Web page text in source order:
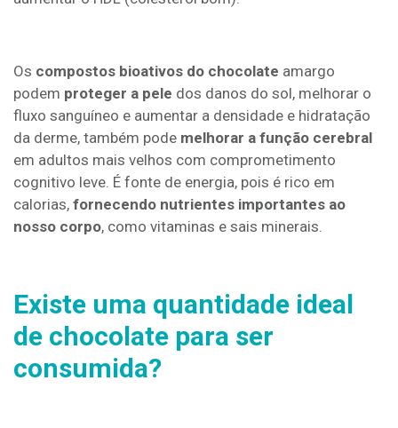
Os compostos bioativos do chocolate amargo
podem proteger a pele dos danos do sol, melhorar o
fluxo sanguíneo e aumentar a densidade e hidratação
da derme, também pode melhorar a função cerebral
em adultos mais velhos com comprometimento
cognitivo leve. É fonte de energia, pois é rico em
calorias, fornecendo nutrientes importantes ao
nosso corpo, como vitaminas e sais minerais.
Existe uma quantidade ideal
de chocolate para ser
consumida?